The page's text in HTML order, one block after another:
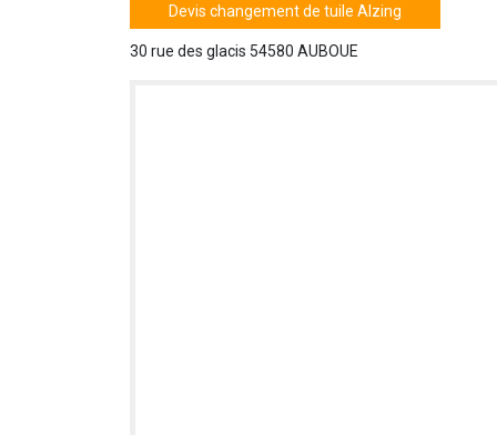
Devis changement de tuile Alzing
30 rue des glacis 54580 AUBOUE